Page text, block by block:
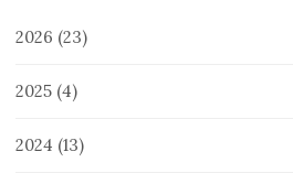
2026 (23)
2025 (4)
2024 (13)